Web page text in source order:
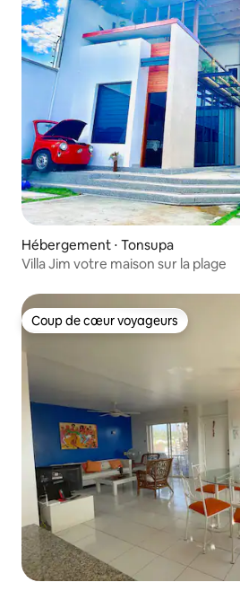
Hébergement ⋅ Tonsupa
Villa Jim votre maison sur la plage
Coup de cœur voyageurs
Coup de cœur voyageurs